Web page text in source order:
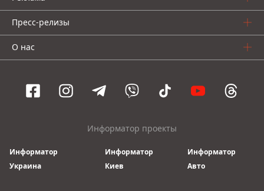
Пресс-релизы
О нас
Информатор проекты
Информатор
Украина
Информатор
Киев
Информатор
Авто